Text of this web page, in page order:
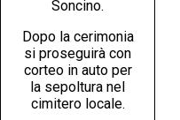
Soncino.
Dopo la cerimonia
si proseguirà con
corteo in auto per
la sepoltura nel
cimitero locale.